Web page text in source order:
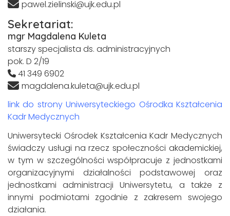
pawel.zielinski@ujk.edu.pl
Sekretariat:
mgr Magdalena Kuleta
starszy specjalista ds. administracyjnych
pok. D 2/19
41 349 6902
magdalena.kuleta@ujk.edu.pl
link do strony Uniwersyteckiego Ośrodka Kształcenia
Kadr Medycznych
Uniwersytecki Ośrodek Kształcenia Kadr Medycznych
świadczy usługi na rzecz społeczności akademickiej,
w tym w szczególności współpracuje z jednostkami
organizacyjnymi działalności podstawowej oraz
jednostkami administracji Uniwersytetu, a także z
innymi podmiotami zgodnie z zakresem swojego
działania.